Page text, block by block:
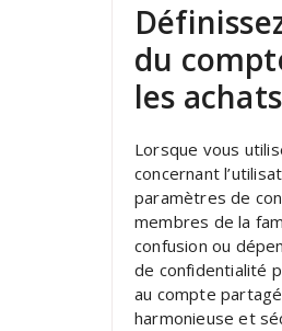
du
les
Lorsque vous
concernant
paramètres de
membres de la
confusion ou
de confidentialité
au compte
harmonieuse et